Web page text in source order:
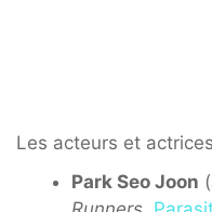
Les acteurs et
Park Seo Joon (